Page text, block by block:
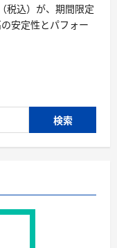
税込）が、期間限定
安定性とパフォー